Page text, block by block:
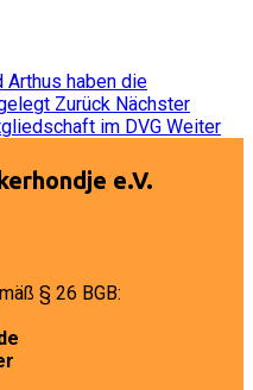
Arthus haben die
Zurück Nächster
im DVG Weiter
e.V.
§ 26 BGB: